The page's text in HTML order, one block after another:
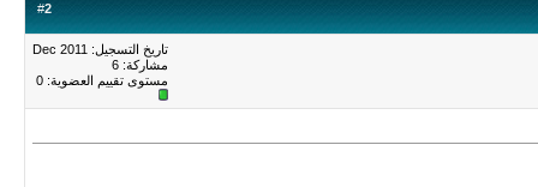
#2
تاريخ التسجيل: Dec 2011
مشاركة: 6
مستوى تقييم العضوية: 0